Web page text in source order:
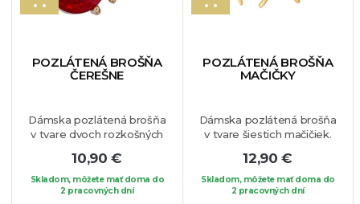
POZLÁTENÁ BROŠŇA
ČEREŠNE
Dámska pozlátená brošňa
v tvare dvoch rozkošných
zamilujete. S týmto
nádherným kúskom
budete
10,90 €
Skladom, môžete mať doma do
2 pracovných dní
POZLÁTENÁ BROŠŇA
MAČIČKY
Dámska pozlátená brošňa
v tvare šiestich mačičiek.
predovšetkým pre
milovníčky mačiek ale
potešíte ňou aj svojich
12,90 €
Skladom, môžete mať doma do
2 pracovných dní